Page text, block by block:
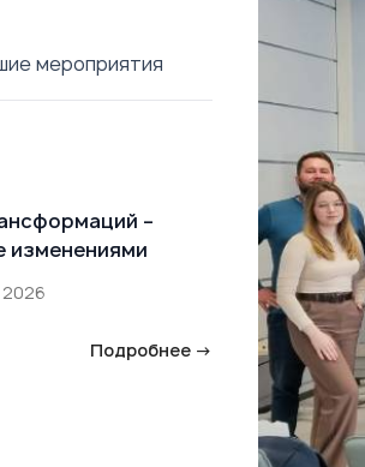
мероприятия
–
изменениями
2026
Подробнее →